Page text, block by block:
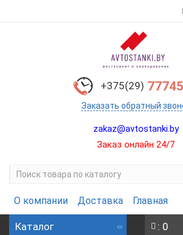
+375(29)
Заказать обратный
zakaz@avtostanki.by
Заказ онлайн 24/7
О компании Доставка Главная
Каталог : 0